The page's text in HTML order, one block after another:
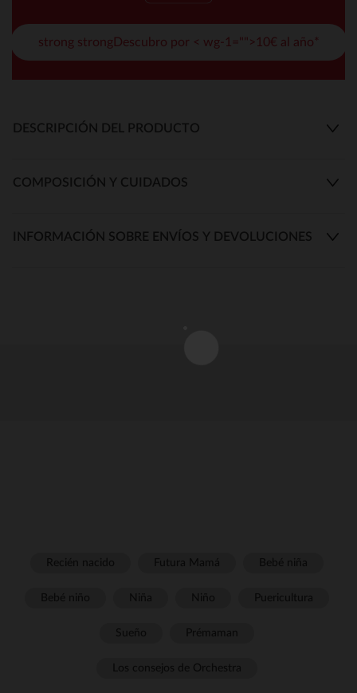
strong strongDescubro por < wg-1="">10€ al año*
DESCRIPCIÓN DEL PRODUCTO
COMPOSICIÓN Y CUIDADOS
INFORMACIÓN SOBRE ENVÍOS Y DEVOLUCIONES